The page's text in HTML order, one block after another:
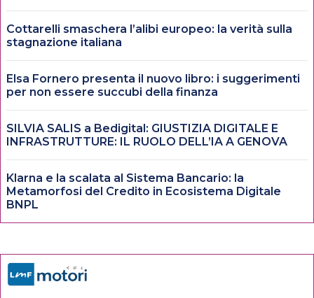
Cottarelli smaschera l’alibi europeo: la verità sulla
stagnazione italiana
Elsa Fornero presenta il nuovo libro: i suggerimenti
per non essere succubi della finanza
SILVIA SALIS a Bedigital: GIUSTIZIA DIGITALE E
INFRASTRUTTURE: IL RUOLO DELL’IA A GENOVA
Klarna e la scalata al Sistema Bancario: la
Metamorfosi del Credito in Ecosistema Digitale
BNPL